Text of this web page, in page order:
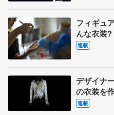
フィギュ
んな衣装
そろった
連載
デザイナ
の衣装を
誤の日々
連載